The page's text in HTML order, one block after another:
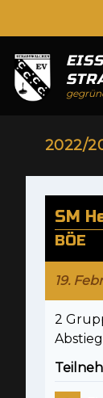
2022/
SM
BÖE
19.
2